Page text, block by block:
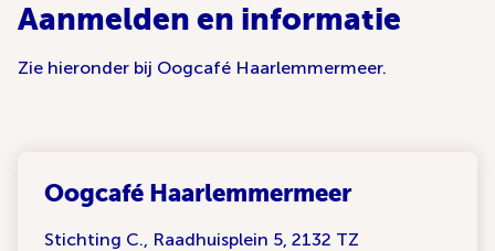
Aanmelden en informatie
Zie hieronder bij Oogcafé Haarlemmermeer.
Oogcafé Haarlemmermeer
Stichting C., Raadhuisplein 5, 2132 TZ